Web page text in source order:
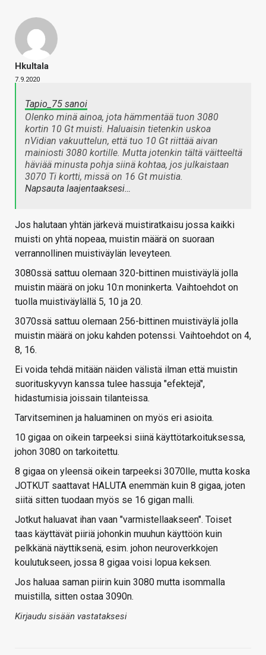
Hkultala
7.9.2020
Tapio_75 sanoi
Olenko minä ainoa, jota hämmentää tuon 3080
kortin 10 Gt muisti. Haluaisin tietenkin uskoa
nVidian vakuuttelun, että tuo 10 Gt riittää aivan
mainiosti 3080 kortille. Mutta jotenkin tältä väitteeltä
häviää minusta pohja siinä kohtaa, jos julkaistaan
3070 Ti kortti, missä on 16 Gt muistia.
Napsauta laajentaaksesi…
Jos halutaan yhtän järkevä muistiratkaisu jossa kaikki
muisti on yhtä nopeaa, muistin määrä on suoraan
verrannollinen muistiväylän leveyteen.
3080ssä sattuu olemaan 320-bittinen muistiväylä jolla
muistin määrä on joku 10:n moninkerta. Vaihtoehdot on
tuolla muistiväylällä 5, 10 ja 20.
3070ssä sattuu olemaan 256-bittinen muistiväylä jolla
muistin määrä on joku kahden potenssi. Vaihtoehdot on 4,
8, 16.
Ei voida tehdä mitään näiden välistä ilman että muistin
suorituskyvyn kanssa tulee hassuja "efektejä",
hidastumisia joissain tilanteissa.
Tarvitseminen ja haluaminen on myös eri asioita.
10 gigaa on oikein tarpeeksi siinä käyttötarkoituksessa,
johon 3080 on tarkoitettu.
8 gigaa on yleensä oikein tarpeeksi 3070lle, mutta koska
JOTKUT saattavat HALUTA enemmän kuin 8 gigaa, joten
siitä sitten tuodaan myös se 16 gigan malli.
Jotkut haluavat ihan vaan "varmistellaakseen". Toiset
taas käyttävät piiriä johonkin muuhun käyttöön kuin
pelkkänä näyttiksenä, esim. johon neuroverkkojen
koulutukseen, jossa 8 gigaa voisi lopua keksen.
Jos haluaa saman piirin kuin 3080 mutta isommalla
muistilla, sitten ostaa 3090n.
Kirjaudu sisään vastataksesi